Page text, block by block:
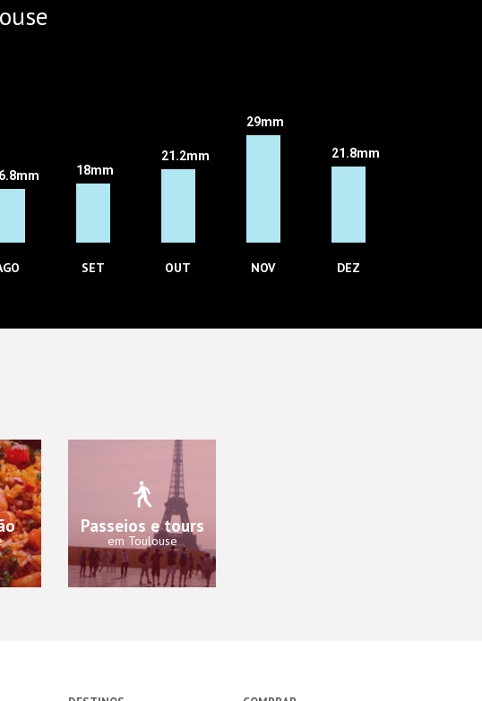
18mm
SET
21.2mm
OUT
29mm
NOV
21.8mm
DEZ
Passeios e tours
em Toulouse